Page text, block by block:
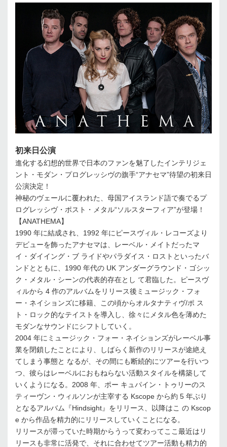
初来日公演
進化する幻想的世界で日本のファンを魅了したインテリジェ
ント・モダン・プログレッシヴの旗手“アナセマ”待望の初来日
公演決定！
神秘のヴェールに覆われた、母国アイスランド語で奏でるプ
ログレッシヴ・ポスト・メタル“ソルスターフィア”が登場！
【ANATHEMA】
1990 年に結成され、1992 年にピースヴィル・レコーズより
デビューを飾ったアナセマは、レーベル・メイトだったマ
イ・ダイイング・ブ ライドやパラダイス・ロストといったバ
ンドとともに、1990 年代の UK アンダーグラウンド・ゴシッ
ク・メタル・シーンの代表的存在とし て君臨した。ピースヴ
ィルから 4 作のアルバムをリリース後ミュージック・フォ
ー・ネイションズに移籍、この頃からオルタナティヴ/ポ ス
ト・ロック的なテイストを導入し、徐々にメタル色を薄めた
モダンなサウンドにシフトしていく。
2004 年にミュージック・フォー・ネイションズがレーベル事
業を閉鎖したことにより、しばらく新作のリリースが途絶え
てしまう事態と なるが、その間にも断続的にツアーを行いつ
つ、彼らはレーベルにおもねらない活動スタイルを構築して
いくようになる。2008 年、ポー キュパイン・トゥリーのス
ティーヴン・ウィルソンが主宰する Kscope から約 5 年ぶり
となるアルバム『Hindsight』をリリース、以降はこ の Kscop
e から作品を精力的にリリースしていくことになる。
リリースが滞っていた時期からうって変わってここ最近はリ
リースも非常に活発で、それに合わせてツアー活動も精力的